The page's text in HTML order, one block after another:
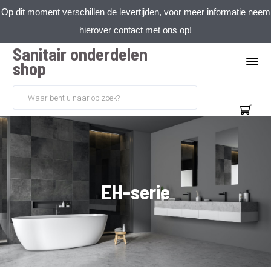
Op dit moment verschillen de levertijden, voor meer informatie neem
hierover contact met ons op!
Sanitair onderdelen
shop
EH-serie